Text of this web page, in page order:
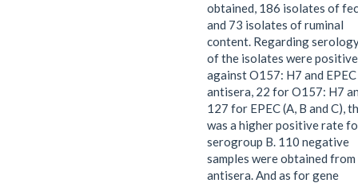
obtained, 186 isolates of
and 73 isolates of ruminal
content. Regarding
of the isolates were positive
against O157: H7 and EPEC
antisera, 22 for O157: H7
127 for EPEC (A, B and C),
was a higher positive rate
serogroup B. 110 negative
samples were obtained
antisera. And as for gene